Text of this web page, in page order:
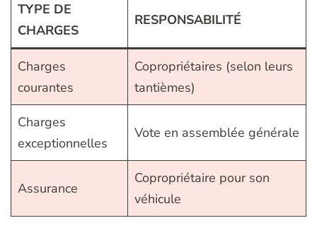
TYPE DE
CHARGES
RESPONSABILITÉ
Charges
courantes
Copropriétaires (selon leurs
tantièmes)
Charges
exceptionnelles
Vote en assemblée générale
Assurance
Copropriétaire pour son
véhicule